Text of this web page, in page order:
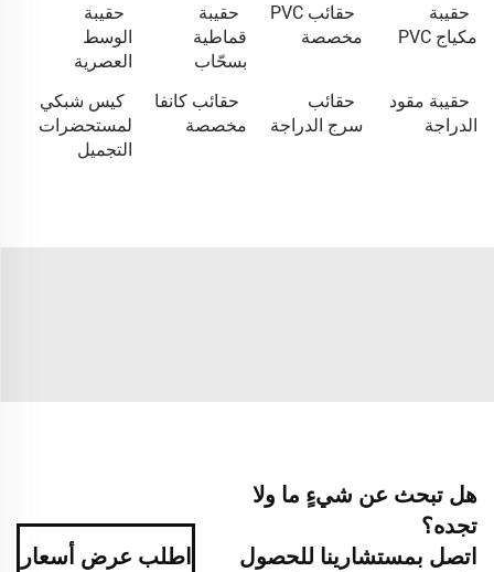
حقيبة
مكياج PVC
حقائب PVC
مخصصة
حقيبة
قماطية
بسحّاب
حقيبة
الوسط
العصرية
حقيبة مقود
الدراجة
حقائب
سرج الدراجة
حقائب كانفا
مخصصة
كيس شبكي
لمستحضرات
التجميل
هل تبحث عن شيءٍ ما ولا
تجده؟
اتصل بمستشارينا للحصول
اطلب عرض أسعار